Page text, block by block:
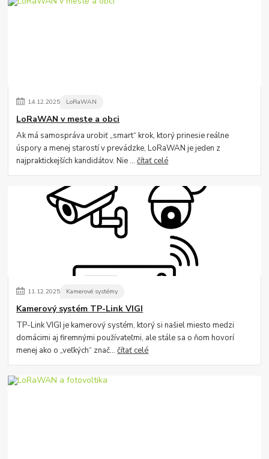
14.12.2025 LoRaWAN
LoRaWAN v meste a obci
Ak má samospráva urobiť „smart“ krok, ktorý prinesie reálne
úspory a menej starostí v prevádzke, LoRaWAN je jeden z
najpraktickejších kandidátov. Nie ...čítať celé
11.12.2025 Kamerové systémy
Kamerový systém TP-Link VIGI
TP-Link VIGI je kamerový systém, ktorý si našiel miesto medzi
domácimi aj firemnými používateľmi, ale stále sa o ňom hovorí
menej ako o „veľkých“ znač...čítať celé